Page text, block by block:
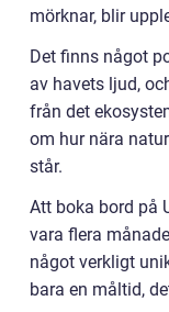
mörknar, blir
Det finns något
av havets ljud,
från det
om hur nära
står.
Att boka bord på
vara flera
något verkligt
bara en måltid,